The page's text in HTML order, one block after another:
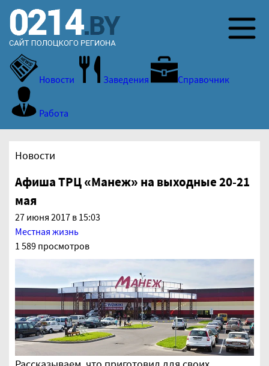
Новости Заведения Справочник
Работа
Новости
Афиша ТРЦ «Манеж» на выходные 20-21
мая
27 июня 2017 в 15:03
Местная жизнь
1 589 просмотров